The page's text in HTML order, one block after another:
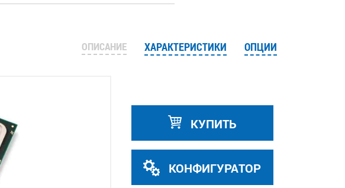
ОПИСАНИЕ ХАРАКТЕРИСТИКИ ОПЦИИ
КУПИТЬ
КОНФИГУРАТОР